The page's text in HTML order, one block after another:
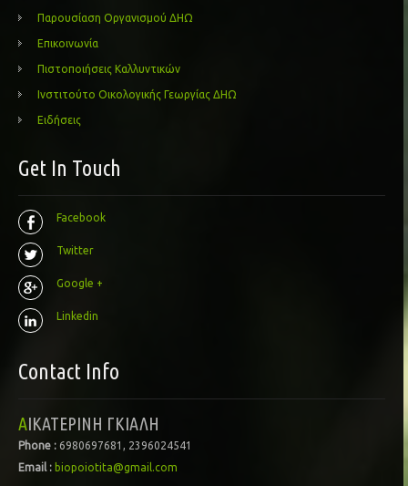
Παρουσίαση Οργανισμού ΔΗΩ
Επικοινωνία
Πιστοποιήσεις Καλλυντικών
Ινστιτούτο Οικολογικής Γεωργίας ΔΗΩ
Ειδήσεις
Get In Touch
Facebook
Twitter
Google +
Linkedin
Contact Info
ΑΙΚΑΤΕΡΙΝΗ ΓΚΙΑΛΗ
Phone : 6980697681, 2396024541
Email : biopoiotita@gmail.com